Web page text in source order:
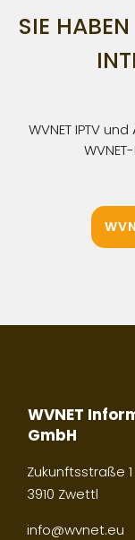
SIE
WVNET IPTV
WVNET
GmbH
Zukunftsstraße 1
3910 Zwettl
info@wvnet.eu